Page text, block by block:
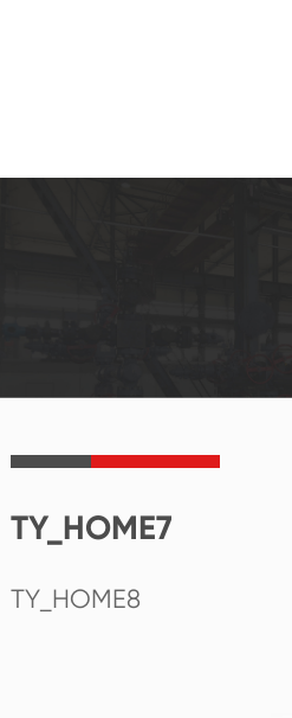
TY_HOME7
TY_HOME8